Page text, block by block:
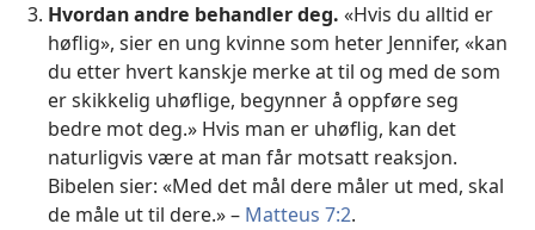
Hvordan andre behandler deg. «Hvis du alltid er
høflig», sier en ung kvinne som heter Jennifer, «kan
du etter hvert kanskje merke at til og med de som
er skikkelig uhøflige, begynner å oppføre seg
bedre mot deg.» Hvis man er uhøflig, kan det
naturligvis være at man får motsatt reaksjon.
Bibelen sier: «Med det mål dere måler ut med, skal
de måle ut til dere.» – Matteus 7:2.